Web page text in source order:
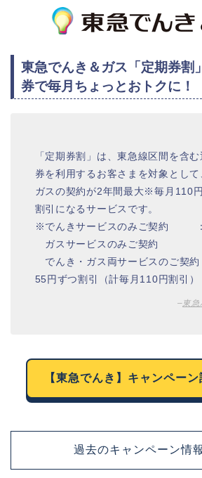
東急でんき＆ガス「定期券割
券で毎月ちょっとおトクに！
「定期券割」は、東急線区間を含
券を利用するお客さまを対象として
ガスの契約が2年間最大※毎月110
割引になるサービスです。
※でんきサービスのみご契約 ：
ガスサービスのみご契約 ：
でんき・ガス両サービスのご契約
55円ずつ割引（計毎月110円割引）
–東
【東急でんき】キャンペー
過去のキャンペーン情